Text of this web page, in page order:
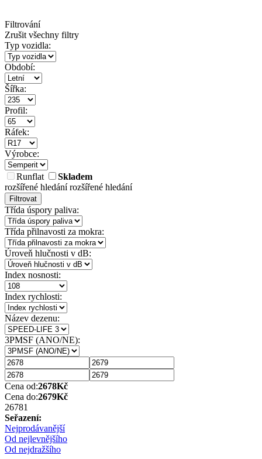
Filtrování
Zrušit všechny filtry
Typ vozidla:
Období:
Šířka:
Profil:
Ráfek:
Výrobce:
Runflat
Skladem
rozšířené hledánírozšířené hledání
Filtrovat
Třída úspory paliva:
Třída přilnavosti za mokra:
Úroveň hlučnosti v dB:
Index nosnosti:
Index rychlosti:
Název dezenu:
3PMSF (ANO/NE):
Cena od:2678Kč
Cena do:2679Kč
26781
Seřazení:
Nejprodávanější
Od nejlevnějšího
Od nejdražšího